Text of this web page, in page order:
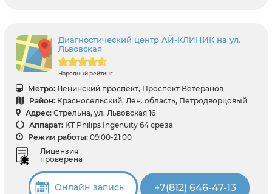
Диагностический центр АЙ-КЛИНИК на ул.
Львовская
Народный рейтинг
Метро: Ленинский проспект, Проспект Ветеранов
Район: Красносельский, Лен. область, Петродворцовый
Адрес: Стрельна, ул. Львовская 16
Аппарат: КТ Philips Ingenuity 64 среза
Режим работы: 09:00-21:00
Лицензия
проверена
Онлайн запись +7(812) 646-47-13